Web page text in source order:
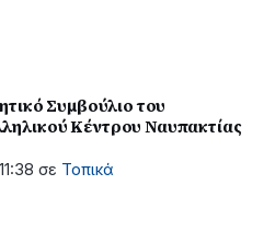
Συμβούλιο του
Κέντρου Ναυπακτίας
σε Τοπικά